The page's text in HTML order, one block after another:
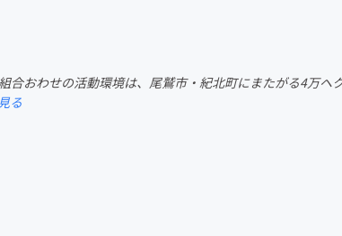
フード・飲食店
ファッション
おわせの活動環境は、尾鷲市・紀北町にまたがる4万ヘ
る